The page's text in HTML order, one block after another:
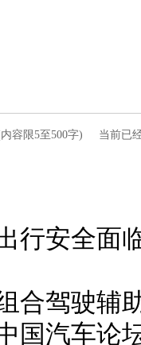
容限5至500字) 当前已
行安全面
合驾驶辅
国汽车论